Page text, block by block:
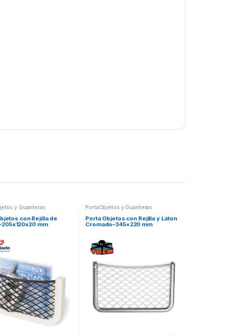
y Guanteras
con Rejilla de
mm
PortaObjetos y Guanteras
Porta Objetos con Rejilla y Láton
Cromado–345×220 mm